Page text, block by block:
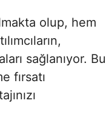
olup, hem
sağlanıyor. Bu
fırsatı